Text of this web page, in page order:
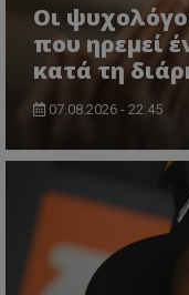
Οι
που ηρεμεί
κατά τη
07.08.2026 - 22:45